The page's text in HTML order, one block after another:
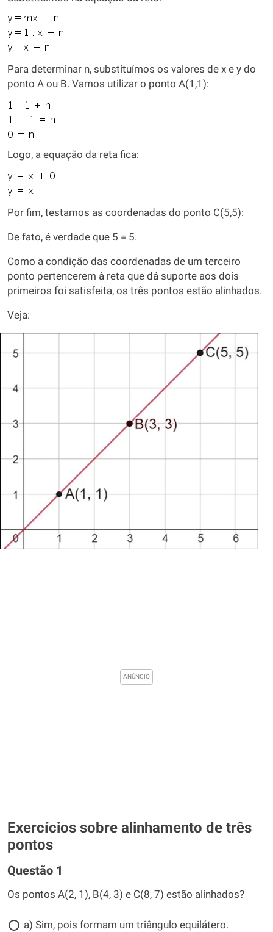
Para determinar n, substituímos os valores de x e y do
ponto A ou B. Vamos utilizar o ponto A(1,1):
Logo, a equação da reta fica:
Por fim, testamos as coordenadas do ponto C(5,5):
De fato, é verdade que 5 = 5.
Como a condição das coordenadas de um terceiro
ponto pertencerem à reta que dá suporte aos dois
primeiros foi satisfeita, os três pontos estão alinhados.
Veja:
Exercícios sobre alinhamento de três
pontos
Questão 1
Os pontos A(2, 1), B(4, 3) e C(8, 7) estão alinhados?
a) Sim, pois formam um triângulo equilátero.